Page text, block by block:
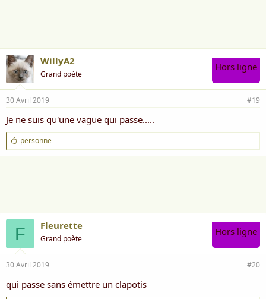
WillyA2
Grand poète
Hors ligne
30 Avril 2019 #19
Je ne suis qu'une vague qui passe.....
J
'
a
personne
F Fleurette
Grand poète
Hors ligne
30 Avril 2019 #20
qui passe sans émettre un clapotis